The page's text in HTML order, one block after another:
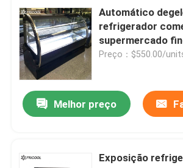
Tabela Refrigerated da preparação
Refrigerador da cortina de ar
refrigerador da exposição da carne
Fabricante de gelo comercial
Automático
refrigerador
supermercado
70 litros
Preço：$550.00/
Melhor preço
Exposição